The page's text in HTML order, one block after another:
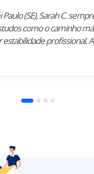
(SE), Sarah C.
como o caminho
profissional.